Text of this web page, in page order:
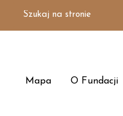
for:
Mapa O Fundacji